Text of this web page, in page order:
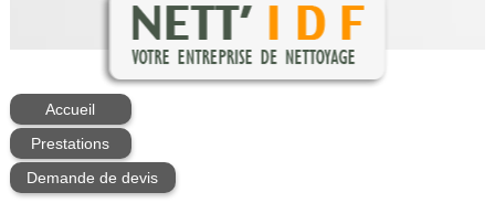
Accueil
Prestations
Demande de devis